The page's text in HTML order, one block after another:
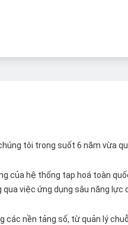
tôi trong suốt 6 năm vừa
của hệ thống tạp hoá toàn
việc ứng dụng sâu năng lực
nền tảng số, từ quản lý